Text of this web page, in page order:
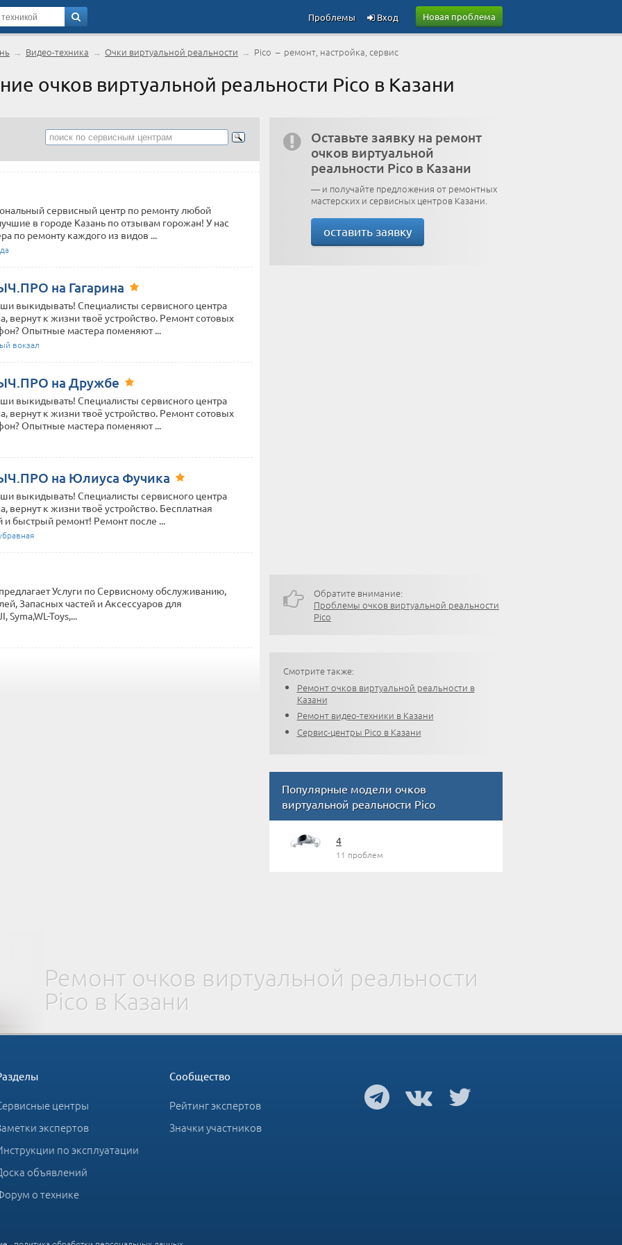
Новая проблема
Вход
Проблемы
→ Видео-техника → Очки виртуальной реальности → Pico – ремонт, настройка, сервис
очков виртуальной реальности Pico в Казани
сервисный центр по ремонту любой
в городе Казань по отзывам горожан! У нас
по ремонту каждого из видов ...
на Гагарина
выкидывать! Специалисты сервисного центра
к жизни твоё устройство. Ремонт сотовых
Опытные мастера поменяют ...
вокзал
на Дружбе
выкидывать! Специалисты сервисного центра
к жизни твоё устройство. Ремонт сотовых
Опытные мастера поменяют ...
на Юлиуса Фучика
выкидывать! Специалисты сервисного центра
к жизни твоё устройство. Бесплатная
и быстрый ремонт! Ремонт после ...
Услуги по Сервисному обслуживанию,
Запасных частей и Аксессуаров для
Syma,WL-Toys,...
Оставьте заявку на ремонт
очков виртуальной
реальности Pico в Казани
— и получайте предложения от ремонтных
мастерских и сервисных центров Казани.
оставить заявку
Обратите внимание:
Проблемы очков виртуальной реальности
Pico
Смотрите также:
Ремонт очков виртуальной реальности в
Казани
Ремонт видео-техники в Казани
Сервис-центры Pico в Казани
Популярные модели очков
виртуальной реальности Pico
4
11 проблем
Ремонт очков виртуальной реальности
Pico в Казани
центры
экспертов
по эксплуатации
объявлений
о технике
Сообщество
Рейтинг экспертов
Значки участников